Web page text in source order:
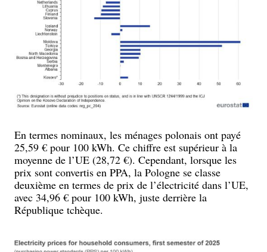
En termes nominaux, les ménages polonais ont payé
25,59 € pour 100 kWh. Ce chiffre est supérieur à la
moyenne de l’UE (28,72 €). Cependant, lorsque les
prix sont convertis en PPA, la Pologne se classe
deuxième en termes de prix de l’électricité dans l’UE,
avec 34,96 € pour 100 kWh, juste derrière la
République tchèque.